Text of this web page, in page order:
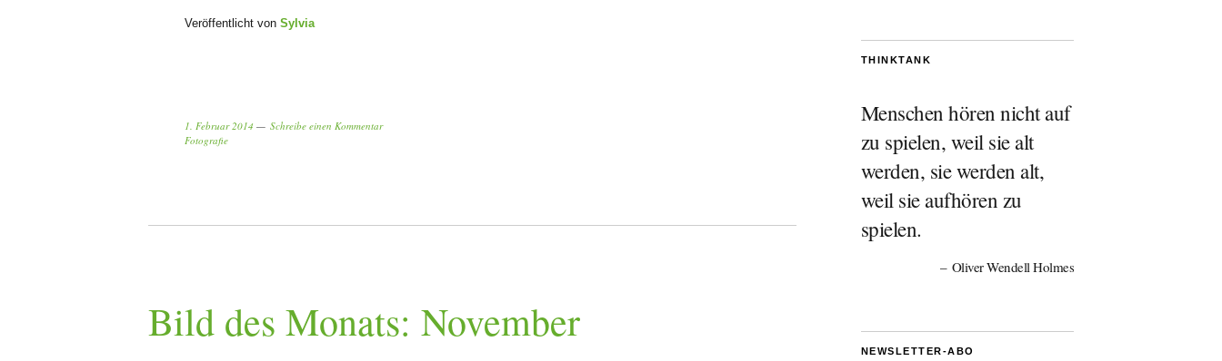
Veröffentlicht von Sylvia
1. Februar 2014
Schreibe einen Kommentar
Fotografie
Bild des Monats: November
THINKTANK
Menschen hören nicht auf
zu spielen, weil sie alt
werden, sie werden alt,
weil sie aufhören zu
spielen.
Oliver Wendell Holmes
NEWSLETTER-ABO